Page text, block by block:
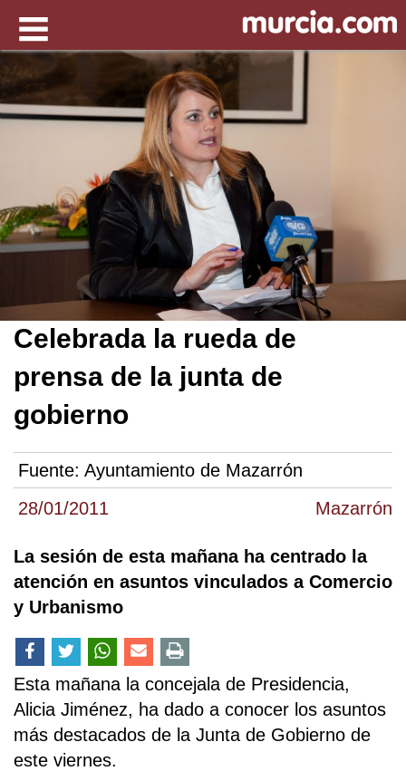
28/01/2011 Mazarrón
Celebrada la rueda de
prensa de la junta de
gobierno
Fuente: Ayuntamiento de Mazarrón
La sesión de esta mañana ha centrado la
atención en asuntos vinculados a Comercio
y Urbanismo
Esta mañana la concejala de Presidencia,
Alicia Jiménez, ha dado a conocer los asuntos
más destacados de la Junta de Gobierno de
este viernes.